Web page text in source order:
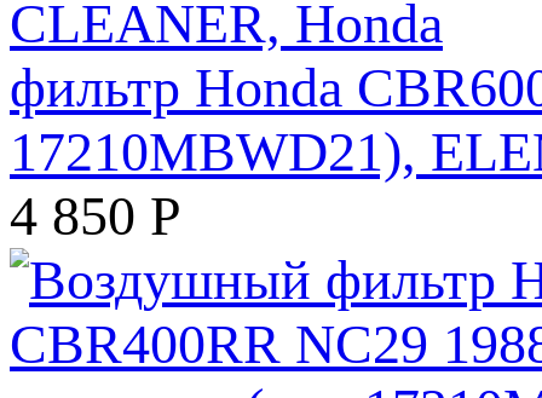
фильтр Honda
17210MBWD21),
4 850 Р